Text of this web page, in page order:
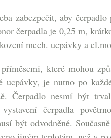
zabezpečit, aby čerpadlo
čerpadla je 0,25 m,
mech. ucpávky a
které mohou
ucpávky, je nutno po
Čerpadlo nesmí být
čerpadla
být odvodněné.